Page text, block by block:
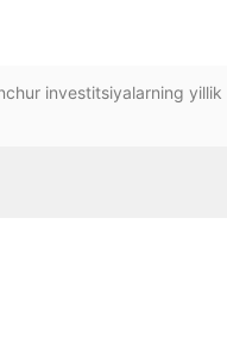
investitsiyalarning yillik